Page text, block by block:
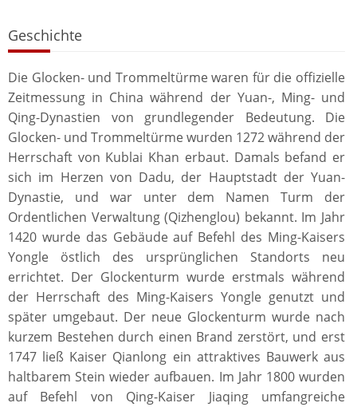
Geschichte
Die Glocken- und Trommeltürme waren für die offizielle
Zeitmessung in China während der Yuan-, Ming- und
Qing-Dynastien von grundlegender Bedeutung. Die
Glocken- und Trommeltürme wurden 1272 während der
Herrschaft von Kublai Khan erbaut. Damals befand er
sich im Herzen von Dadu, der Hauptstadt der Yuan-
Dynastie, und war unter dem Namen Turm der
Ordentlichen Verwaltung (Qizhenglou) bekannt. Im Jahr
1420 wurde das Gebäude auf Befehl des Ming-Kaisers
Yongle östlich des ursprünglichen Standorts neu
errichtet. Der Glockenturm wurde erstmals während
der Herrschaft des Ming-Kaisers Yongle genutzt und
später umgebaut. Der neue Glockenturm wurde nach
kurzem Bestehen durch einen Brand zerstört, und erst
1747 ließ Kaiser Qianlong ein attraktives Bauwerk aus
haltbarem Stein wieder aufbauen. Im Jahr 1800 wurden
auf Befehl von Qing-Kaiser Jiaqing umfangreiche